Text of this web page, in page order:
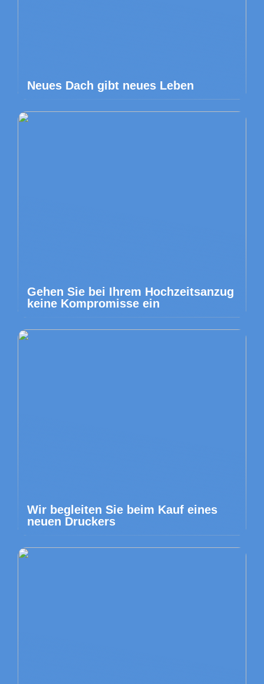
Neues Dach gibt neues Leben
Gehen Sie bei Ihrem Hochzeitsanzug
keine Kompromisse ein
Wir begleiten Sie beim Kauf eines
neuen Druckers